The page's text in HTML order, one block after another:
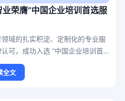
荣膺“中国企业培训首选服
域的扎实积淀、定制化的专业服
可，成功入选 “中国企业培训首
全文